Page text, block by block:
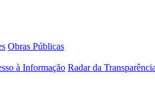
Obras Públicas
à Informação Radar da Transparência